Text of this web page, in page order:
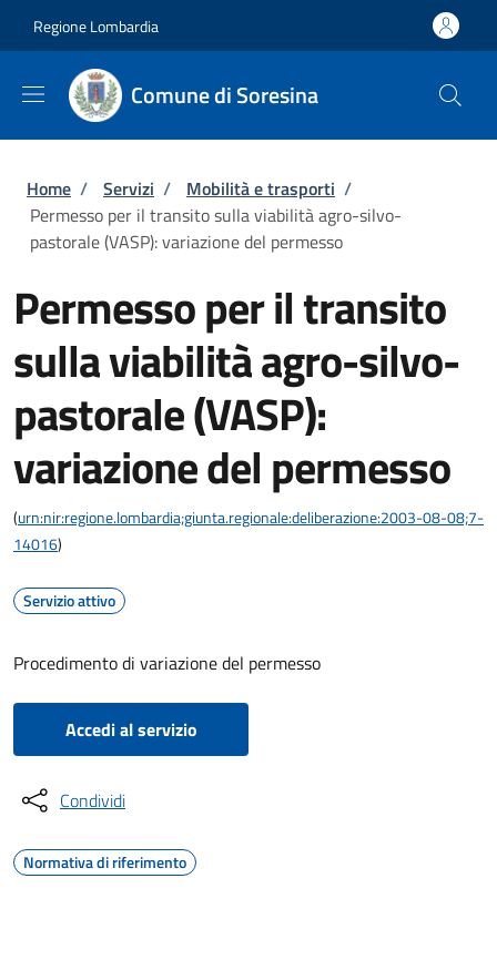
Regione Lombardia
Comune di Soresina
Briciole di pane
Home / Servizi / Mobilità e trasporti /
Permesso per il transito sulla viabilità agro-silvo-
pastorale (VASP): variazione del permesso
Permesso per il transito
sulla viabilità agro-silvo-
pastorale (VASP):
variazione del permesso
(urn:nir:regione.lombardia;giunta.regionale:deliberazione:2003-08-08;7-
14016)
Servizio attivo
Procedimento di variazione del permesso
Accedi al servizio
Condividi
Normativa di riferimento